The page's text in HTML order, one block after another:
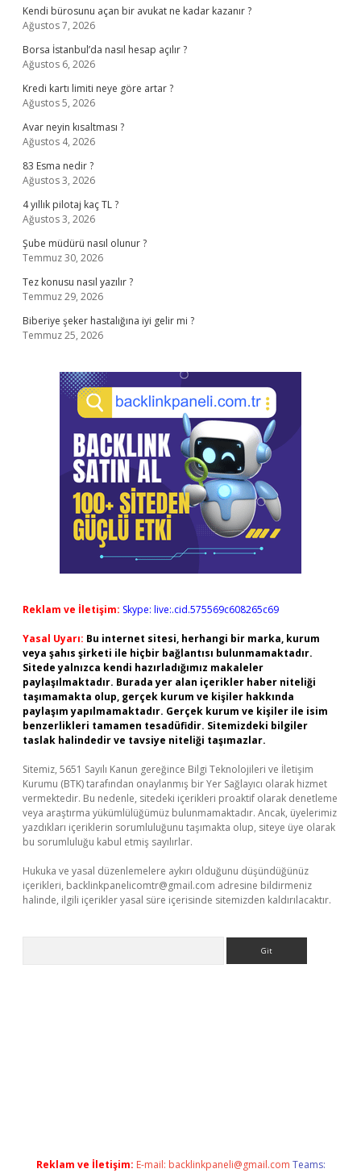
Kendi bürosunu açan bir avukat ne kadar kazanır ?
Ağustos 7, 2026
Borsa İstanbul’da nasıl hesap açılır ?
Ağustos 6, 2026
Kredi kartı limiti neye göre artar ?
Ağustos 5, 2026
Avar neyin kısaltması ?
Ağustos 4, 2026
83 Esma nedir ?
Ağustos 3, 2026
4 yıllık pilotaj kaç TL ?
Ağustos 3, 2026
Şube müdürü nasıl olunur ?
Temmuz 30, 2026
Tez konusu nasıl yazılır ?
Temmuz 29, 2026
Biberiye şeker hastalığına iyi gelir mi ?
Temmuz 25, 2026
Reklam ve İletişim: Skype: live:.cid.575569c608265c69
Yasal Uyarı: Bu internet sitesi, herhangi bir marka, kurum
veya şahıs şirketi ile hiçbir bağlantısı bulunmamaktadır.
Sitede yalnızca kendi hazırladığımız makaleler
paylaşılmaktadır. Burada yer alan içerikler haber niteliği
taşımamakta olup, gerçek kurum ve kişiler hakkında
paylaşım yapılmamaktadır. Gerçek kurum ve kişiler ile isim
benzerlikleri tamamen tesadüfidir. Sitemizdeki bilgiler
taslak halindedir ve tavsiye niteliği taşımazlar.
Sitemiz, 5651 Sayılı Kanun gereğince Bilgi Teknolojileri ve İletişim
Kurumu (BTK) tarafından onaylanmış bir Yer Sağlayıcı olarak hizmet
vermektedir. Bu nedenle, sitedeki içerikleri proaktif olarak denetleme
veya araştırma yükümlülüğümüz bulunmamaktadır. Ancak, üyelerimiz
yazdıkları içeriklerin sorumluluğunu taşımakta olup, siteye üye olarak
bu sorumluluğu kabul etmiş sayılırlar.
Hukuka ve yasal düzenlemelere aykırı olduğunu düşündüğünüz
içerikleri, backlinkpanelicomtr@gmail.com adresine bildirmeniz
halinde, ilgili içerikler yasal süre içerisinde sitemizden kaldırılacaktır.
Reklam ve İletişim: E-mail: backlinkpaneli@gmail.com Teams: